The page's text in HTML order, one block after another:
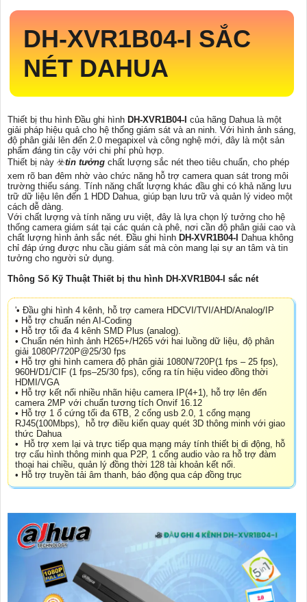
DH-XVR1B04-I SẮC
NÉT DAHUA
Thiết bị thu hình Đầu ghi hình DH-XVR1B04-I của hãng Dahua là một
giải pháp hiệu quả cho hệ thống giám sát và an ninh. Với hình ảnh sáng,
độ phân giải lên đến 2.0 megapixel và công nghệ mới, đây là một sản
phẩm đáng tin cậy với chi phí phù hợp.
Thiết bị này ☣️tin tưởng chất lượng sắc nét theo tiêu chuẩn, cho phép
xem rõ ban đêm nhờ vào chức năng hỗ trợ camera quan sát trong môi
trường thiếu sáng. Tính năng chất lượng khác đầu ghi có khả năng lưu
trữ dữ liệu lên đến 1 HDD Dahua, giúp bạn lưu trữ và quản lý video một
cách dễ dàng.
Với chất lượng và tính năng ưu việt, đây là lựa chọn lý tưởng cho hệ
thống camera giám sát tại các quán cà phê, nơi cần độ phân giải cao và
chất lượng hình ảnh sắc nét. Đầu ghi hình DH-XVR1B04-I
Dahua không
chỉ đáp ứng được nhu cầu giám sát mà còn mang lại sự an tâm và tin
tưởng cho người sử dụng.
Thông Số Kỹ Thuật Thiết bị thu hình DH-XVR1B04-I sắc nét
'• Đầu ghi hình 4 kênh, hỗ trợ camera HDCVI/TVI/AHD/Analog/IP
• Hỗ trợ chuẩn nén AI-Coding
• Hỗ trợ tối đa 4 kênh SMD Plus (analog).
• Chuẩn nén hình ảnh H265+/H265 với hai luồng dữ liệu, độ phân
giải 1080P/720P@25/30 fps
• Hỗ trợ ghi hình camera độ phân giải 1080N/720P(1 fps – 25 fps),
960H/D1/CIF (1 fps–25/30 fps), cổng ra tín hiệu video đồng thời
HDMI/VGA
• Hỗ trợ kết nối nhiều nhãn hiệu camera IP(4+1), hỗ trợ lên đến
camera 2MP với chuẩn tương tích Onvif 16.12
• Hỗ trợ 1 ổ cứng tối đa 6TB, 2 cổng usb 2.0, 1 cổng mạng
RJ45(100Mbps), hỗ trợ điều kiển quay quét 3D thông minh với giao
thức Dahua
• Hỗ trợ xem lại và trực tiếp qua mạng máy tính thiết bị di động, hỗ
trợ cấu hình thông minh qua P2P, 1 cổng audio vào ra hỗ trợ đàm
thoại hai chiều, quản lý đồng thời 128 tài khoản kết nối.
• Hỗ trợ truyền tải âm thanh, báo động qua cáp đồng trục